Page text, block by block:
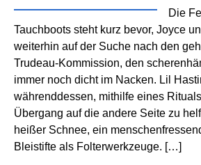
Die
Tauchboots steht kurz bevor, Joyce
weiterhin auf der Suche nach den
Trudeau-Kommission, den
immer noch dicht im Nacken. Lil
währenddessen, mithilfe eines
Übergang auf die andere Seite zu
heißer Schnee, ein
Bleistifte als Folterwerkzeuge. […]